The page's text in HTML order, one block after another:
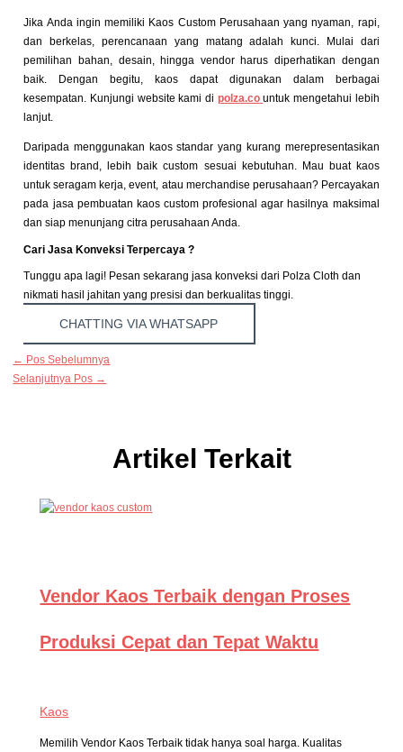
Jika Anda ingin memiliki Kaos Custom Perusahaan yang nyaman, rapi,
dan berkelas, perencanaan yang matang adalah kunci. Mulai dari
pemilihan bahan, desain, hingga vendor harus diperhatikan dengan
baik. Dengan begitu, kaos dapat digunakan dalam berbagai
kesempatan. Kunjungi website kami di polza.co untuk mengetahui lebih
lanjut.
Daripada menggunakan kaos standar yang kurang merepresentasikan
identitas brand, lebih baik custom sesuai kebutuhan. Mau buat kaos
untuk seragam kerja, event, atau merchandise perusahaan? Percayakan
pada jasa pembuatan kaos custom profesional agar hasilnya maksimal
dan siap menunjang citra perusahaan Anda.
Cari Jasa Konveksi Terpercaya ?
Tunggu apa lagi! Pesan sekarang jasa konveksi dari Polza Cloth dan
nikmati hasil jahitan yang presisi dan berkualitas tinggi.
CHATTING VIA WHATSAPP
← Pos Sebelumnya
Selanjutnya Pos →
Artikel Terkait
Vendor Kaos Terbaik dengan Proses
Produksi Cepat dan Tepat Waktu
Kaos
Memilih Vendor Kaos Terbaik tidak hanya soal harga. Kualitas